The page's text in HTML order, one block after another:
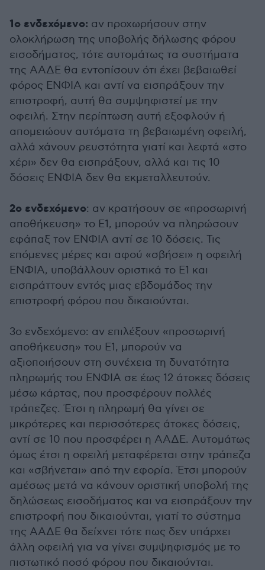
1ο ενδεχόμενο: αν προχωρήσουν στην
ολοκλήρωση της υποβολής δήλωσης φόρου
εισοδήματος, τότε αυτομάτως τα συστήματα
της ΑΑΔΕ θα εντοπίσουν ότι έχει βεβαιωθεί
φόρος ΕΝΦΙΑ και αντί να εισπράξουν την
επιστροφή, αυτή θα συμψηφιστεί με την
οφειλή. Στην περίπτωση αυτή εξοφλούν ή
απομειώουν αυτόματα τη βεβαιωμένη οφειλή,
αλλά χάνουν ρευστότητα γιατί και λεφτά «στο
χέρι» δεν θα εισπράξουν, αλλά και τις 10
δόσεις ΕΝΦΙΑ δεν θα εκμεταλλευτούν.
2ο ενδεχόμενο: αν κρατήσουν σε «προσωρινή
αποθήκευση» το Ε1, μπορούν να πληρώσουν
εφάπαξ τον ΕΝΦΙΑ αντί σε 10 δόσεις. Τις
επόμενες μέρες και αφού «σβήσει» η οφειλή
ΕΝΦΙΑ, υποβάλλουν οριστικά το Ε1 και
εισπράττουν εντός μιας εβδομάδος την
επιστροφή φόρου που δικαιούνται.
3ο ενδεχόμενο: αν επιλέξουν «προσωρινή
αποθήκευση» του Ε1, μπορούν να
αξιοποιήσουν στη συνέχεια τη δυνατότητα
πληρωμής του ΕΝΦΙΑ σε έως 12 άτοκες δόσεις
μέσω κάρτας, που προσφέρουν πολλές
τράπεζες. Έτσι η πληρωμή θα γίνει σε
μικρότερες και περισσότερες άτοκες δόσεις,
αντί σε 10 που προσφέρει η ΑΑΔΕ. Αυτομάτως
όμως έτσι η οφειλή μεταφέρεται στην τράπεζα
και «σβήνεται» από την εφορία. Έτσι μπορούν
αμέσως μετά να κάνουν οριστική υποβολή της
δηλώσεως εισοδήματος και να εισπράξουν την
επιστροφή που δικαιούνται, γιατί το σύστημα
της ΑΑΔΕ θα δείχνει τότε πως δεν υπάρχει
άλλη οφειλή για να γίνει συμψηφισμός με το
πιστωτικό ποσό φόρου που δικαιούνται.